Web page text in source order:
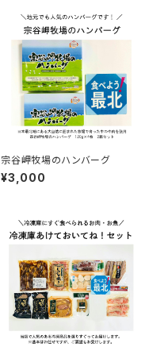
宗谷岬牧場のハンバーグ
¥3,000